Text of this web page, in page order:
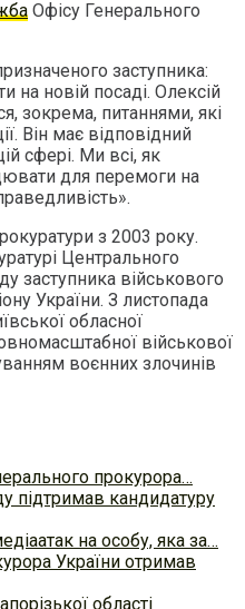
Офісу Генерального
заступника:
на новій посаді. Олексій
зокрема, питаннями, які
Він має відповідний
сфері. Ми всі, як
для перемоги на
з 2003 року.
Центрального
заступника військового
України. З листопада
обласної
військової
воєнних злочинів
прокурора…
підтримав кандидатуру
на особу, яка за…
України отримав
області